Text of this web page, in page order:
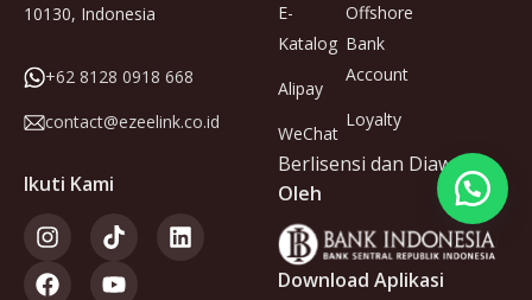
10130, Indonesia
+62 8128 0918 668
contact@ezeelink.co.id
Ikuti Kami
E-
Katalog
Alipay
WeChat
Offshore
Bank
Account
Loyalty
Berlisensi dan Diawasi
Oleh
Download Aplikasi